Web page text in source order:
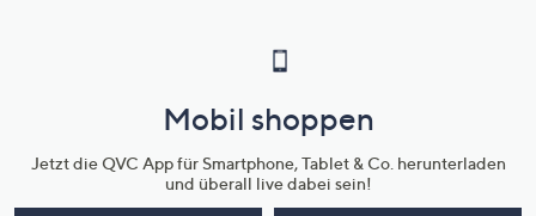
Mobil shoppen
Jetzt die QVC App für Smartphone, Tablet & Co. herunterladen
und überall live dabei sein!